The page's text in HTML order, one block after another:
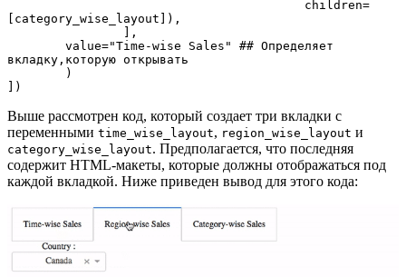
[category_wise_layout]),
вкладку,которую открывать
])
Выше рассмотрен код, который создает три вкладки с
переменными time_wise_layout, region_wise_layout и
category_wise_layout. Предполагается, что последняя
содержит HTML-макеты, которые должны отображаться под
каждой вкладкой. Ниже приведен вывод для этого кода: